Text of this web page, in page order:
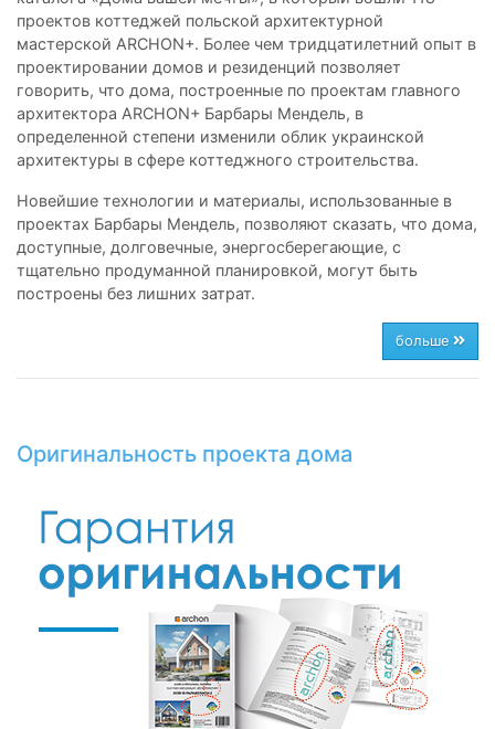
проектов коттеджей польской архитектурной
мастерской ARCHON+. Более чем тридцатилетний опыт в
проектировании домов и резиденций позволяет
говорить, что дома, построенные по проектам главного
архитектора ARCHON+ Барбары Мендель, в
определенной степени изменили облик украинской
архитектуры в сфере коттеджного строительства.
Новейшие технологии и материалы, использованные в
проектах Барбары Мендель, позволяют сказать, что дома,
доступные, долговечные, энергосберегающие, с
тщательно продуманной планировкой, могут быть
построены без лишних затрат.
больше
Oригинальность проекта дома